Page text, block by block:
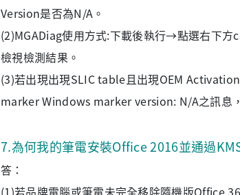
Version是否為N/A。
(2)MGADiag使用方式:下載後執行→點選右下
檢視檢測結果。
(3)若出現出現SLIC table且出現OEM
marker Windows marker version: N/A之訊息
7.為何我的筆電安裝Office 2016並通過
答：
(1)若品牌電腦或筆電未完全移除隨機版Office